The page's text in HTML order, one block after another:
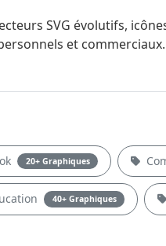
SVG évolutifs,
et commerciaux.
20+ Graphiques
40+ Graphiques